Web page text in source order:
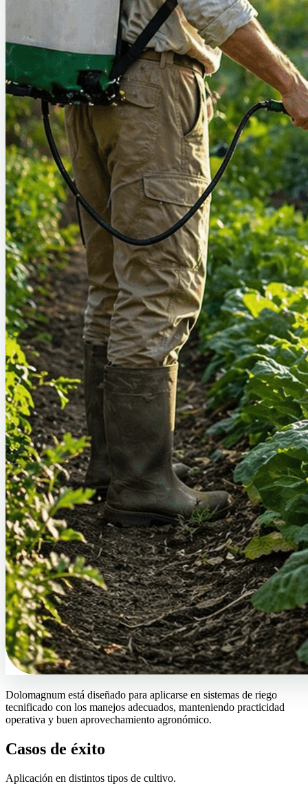
Dolomagnum está diseñado para aplicarse en sistemas de riego
tecnificado con los manejos adecuados, manteniendo practicidad
operativa y buen aprovechamiento agronómico.
Casos de éxito
Aplicación en distintos tipos de cultivo.